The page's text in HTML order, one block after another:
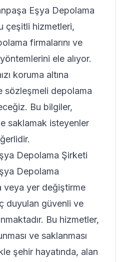
Eşya Depolama
çeşitli hizmetleri,
firmalarını ve
ele alıyor.
koruma altına
sözleşmeli depolama
Bu bilgiler,
saklamak isteyenler
Depolama Şirketi
Depolama
veya yer değiştirme
duyulan güvenli ve
Bu hizmetler,
ve saklanması
şehir hayatında, alan